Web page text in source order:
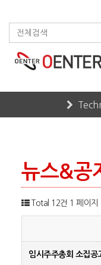
뉴스&공
Total 12건 1 페이지
임시주주총회 소집공